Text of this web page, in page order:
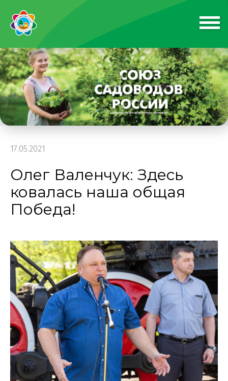
17.05.2021
Олег Валенчук: Здесь
ковалась наша общая
Победа!